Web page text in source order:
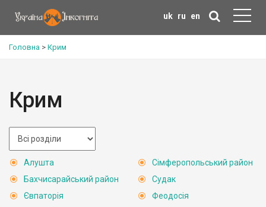
uk ru en
Головна > Крим
Крим
Алушта
Бахчисарайський район
Євпаторія
Сімферопольський район
Судак
Феодосія